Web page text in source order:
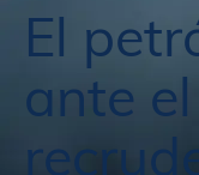
El
ante el